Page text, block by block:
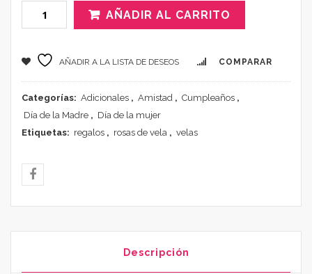
AÑADIR AL CARRITO
AÑADIR A LA LISTA DE DESEOS COMPARAR
Categorías: Adicionales , Amistad , Cumpleaños ,
Día de la Madre , Día de la mujer
Etiquetas: regalos , rosas de vela , velas
Descripción